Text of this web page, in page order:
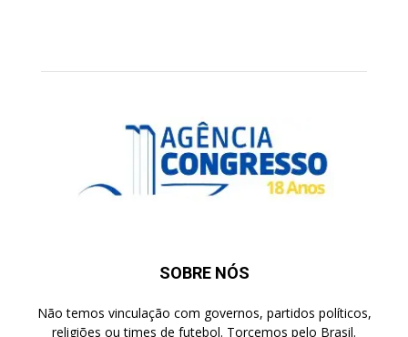
SOBRE NÓS
Não temos vinculação com governos, partidos políticos,
religiões ou times de futebol. Torcemos pelo Brasil.